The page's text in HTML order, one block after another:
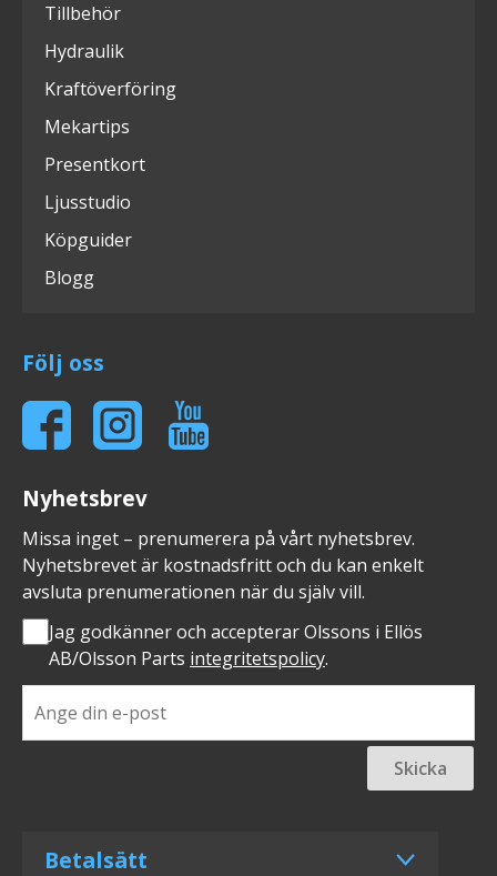
Tillbehör
Hydraulik
Kraftöverföring
Mekartips
Presentkort
Ljusstudio
Köpguider
Blogg
Följ oss
Nyhetsbrev
Missa inget – prenumerera på vårt nyhetsbrev.
Nyhetsbrevet är kostnadsfritt och du kan enkelt
avsluta prenumerationen när du själv vill.
Jag godkänner och accepterar Olssons i Ellös
AB/Olsson Parts integritetspolicy.
Skicka
Betalsätt